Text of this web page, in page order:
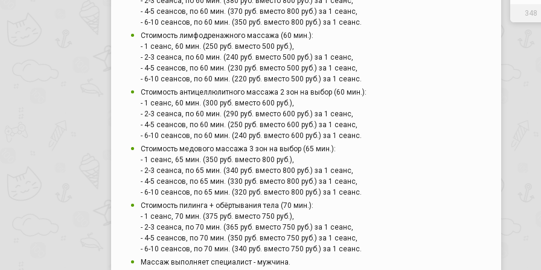
- 4-5 сеансов, по 60 мин. (370 руб. вместо 800 руб.) за 1 сеанс,
- 6-10 сеансов, по 60 мин. (350 руб. вместо 800 руб.) за 1 сеанс.
Стоимость лимфодренажного массажа (60 мин.):
- 1 сеанс, 60 мин. (250 руб. вместо 500 руб.),
- 2-3 сеанса, по 60 мин. (240 руб. вместо 500 руб.) за 1 сеанс,
- 4-5 сеансов, по 60 мин. (230 руб. вместо 500 руб.) за 1 сеанс,
- 6-10 сеансов, по 60 мин. (220 руб. вместо 500 руб.) за 1 сеанс.
Стоимость антицеллюлитного массажа 2 зон на выбор (60 мин.):
- 1 сеанс, 60 мин. (300 руб. вместо 600 руб.),
- 2-3 сеанса, по 60 мин. (290 руб. вместо 600 руб.) за 1 сеанс,
- 4-5 сеансов, по 60 мин. (250 руб. вместо 600 руб.) за 1 сеанс,
- 6-10 сеансов, по 60 мин. (240 руб. вместо 600 руб.) за 1 сеанс.
Стоимость медового массажа 3 зон на выбор (65 мин.):
- 1 сеанс, 65 мин. (350 руб. вместо 800 руб.),
- 2-3 сеанса, по 65 мин. (340 руб. вместо 800 руб.) за 1 сеанс,
- 4-5 сеансов, по 65 мин. (330 руб. вместо 800 руб.) за 1 сеанс,
- 6-10 сеансов, по 65 мин. (320 руб. вместо 800 руб.) за 1 сеанс.
Стоимость пилинга + обёртывания тела (70 мин.):
- 1 сеанс, 70 мин. (375 руб. вместо 750 руб.),
- 2-3 сеанса, по 70 мин. (365 руб. вместо 750 руб.) за 1 сеанс,
- 4-5 сеансов, по 70 мин. (350 руб. вместо 750 руб.) за 1 сеанс,
- 6-10 сеансов, по 70 мин. (340 руб. вместо 750 руб.) за 1 сеанс.
Массаж выполняет специалист - мужчина.
348